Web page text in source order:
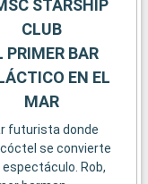
STARSHIP
CLUB
PRIMER BAR
EN EL
MAR
futurista donde
se convierte
espectáculo. Rob,